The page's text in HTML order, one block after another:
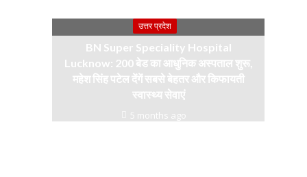
उत्तर प्रदेश
BN Super Speciality Hospital
Lucknow: 200 बेड का आधुनिक अस्पताल शुरू,
महेश सिंह पटेल देंगें सबसे बेहतर और किफायती
स्वास्थ्य सेवाएं
5 months ago